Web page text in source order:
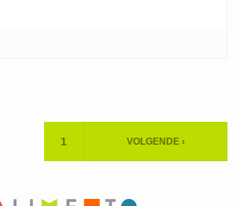
HUIDIGE
1 VOLGENDE ›